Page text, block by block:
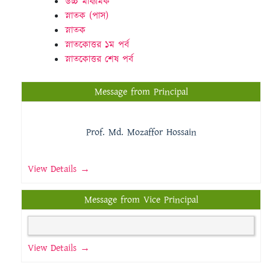
স্নাতক (পাস)
স্নাতক
স্নাতকোত্তর ১ম পর্ব
স্নাতকোত্তর শেষ পর্ব
Message from Principal
Prof. Md. Mozaffor Hossain
View Details →
Message from Vice Principal
View Details →